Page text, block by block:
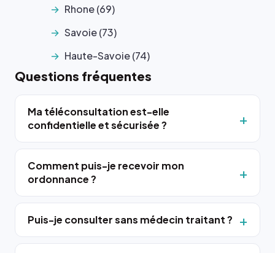
Rhone (69)
Savoie (73)
Haute-Savoie (74)
Questions fréquentes
Ma téléconsultation est-elle
confidentielle et sécurisée ?
Comment puis-je recevoir mon
ordonnance ?
Puis-je consulter sans médecin traitant ?